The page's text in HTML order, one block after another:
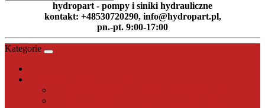
hydropart - pompy i siniki hydrauliczne
kontakt: +48530720290, info@hydropart.pl,
pn.-pt. 9:00-17:00
Kategorie